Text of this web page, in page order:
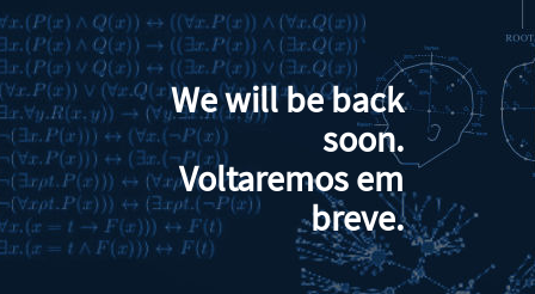
We will be back
soon.
Voltaremos em
breve.